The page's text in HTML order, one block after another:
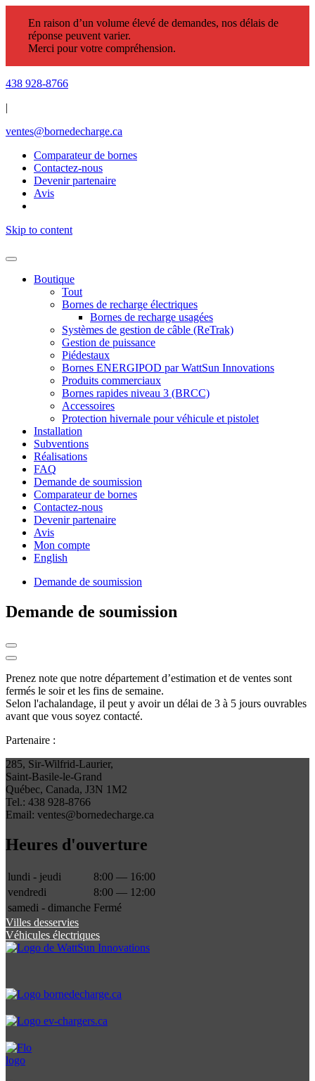
En raison d’un volume élevé de demandes, nos délais de
réponse peuvent varier.
Merci pour votre compréhension.
438 928-8766
|
ventes@bornedecharge.ca
Comparateur de bornes
Contactez-nous
Devenir partenaire
Avis
Skip to content
Boutique
Tout
Bornes de recharge électriques
Bornes de recharge usagées
Systèmes de gestion de câble (ReTrak)
Gestion de puissance
Piédestaux
Bornes ENERGIPOD par WattSun Innovations
Produits commerciaux
Bornes rapides niveau 3 (BRCC)
Accessoires
Protection hivernale pour véhicule et pistolet
Installation
Subventions
Réalisations
FAQ
Demande de soumission
Comparateur de bornes
Contactez-nous
Devenir partenaire
Avis
Mon compte
English
Demande de soumission
Demande de soumission
Prenez note que notre département d’estimation et de ventes sont
fermés le soir et les fins de semaine.
Selon l'achalandage, il peut y avoir un délai de 3 à 5 jours ouvrables
avant que vous soyez contacté.
Partenaire :
285, Sir-Wilfrid-Laurier,
Saint-Basile-le-Grand
Québec, Canada, J3N 1M2
Tel.: 438 928-8766
Email: ventes@bornedecharge.ca
Heures d'ouverture
lundi - jeudi
8:00 — 16:00
vendredi
8:00 — 12:00
samedi - dimanche Fermé
Villes desservies
Véhicules électriques